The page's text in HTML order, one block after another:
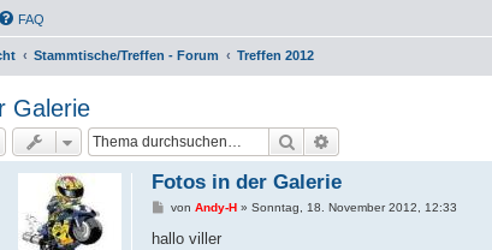
FAQ
Stammtische/Treffen - Forum Treffen 2012
Galerie
Suche
Fotos in der Galerie
B
i
von Andy-H» Sonntag, 18. November 2012, 12:33
hallo viller